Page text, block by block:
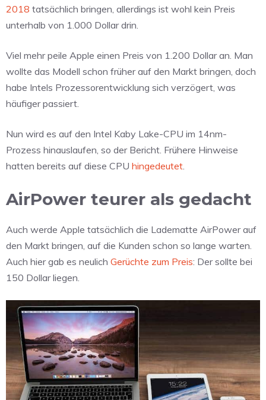
2018 tatsächlich bringen, allerdings ist wohl kein Preis
unterhalb von 1.000 Dollar drin.
Viel mehr peile Apple einen Preis von 1.200 Dollar an. Man
wollte das Modell schon früher auf den Markt bringen, doch
habe Intels Prozessorentwicklung sich verzögert, was
häufiger passiert.
Nun wird es auf den Intel Kaby Lake-CPU im 14nm-
Prozess hinauslaufen, so der Bericht. Frühere Hinweise
hatten bereits auf diese CPU hingedeutet.
AirPower teurer als gedacht
Auch werde Apple tatsächlich die Ladematte AirPower auf
den Markt bringen, auf die Kunden schon so lange warten.
Auch hier gab es neulich Gerüchte zum Preis: Der sollte bei
150 Dollar liegen.